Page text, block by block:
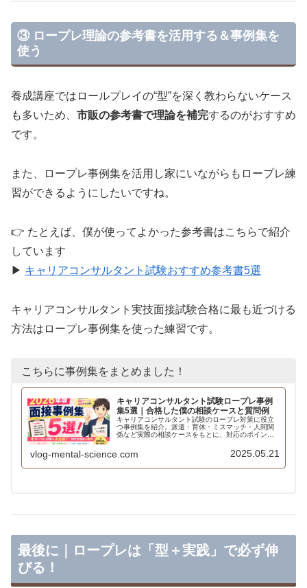
③ ロープレ理論の参考書を活用する＆事例集を
使う
養成講座ではロールプレイの“型”を深く教わらないケース
も多いため、 市販の参考書で理論を補完するのがおすすめ
です。
また、ロープレ事例集を活用し家にいながらもロープレ練
習ができるようにしたいですね。
👉 たとえば、僕が使ってよかった参考書はこちらで紹介
しています
▶︎ キャリアコンサルタント試験おすすめ参考書5選
キャリアコンサルタント実技面接試験合格に最も近づける
方法はロープレ事例集を使った練習です。
こちらに事例集をまとめました！
キャリアコンサルタント試験ロープレ事例
集5選｜合格した僕の相談ケースと質問例
キャリアコンサルタント試験のロープレ対策に役立
つ事例集を紹介。派遣・育休・ミスマッチ・人間関
係など実際の相談ケースをもとに、対応のポイント
vlog-mental-science.com 2025.05.21
最後に｜ロープレは「型＋実践」で必ず伸
びる！